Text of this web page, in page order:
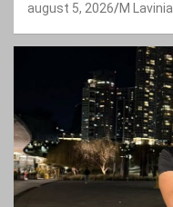
august 5, 2026 M Lavinia